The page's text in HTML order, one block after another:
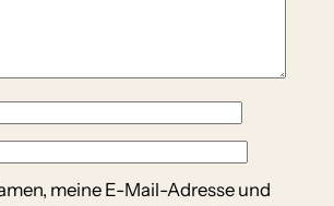
meine E-Mail-Adresse und